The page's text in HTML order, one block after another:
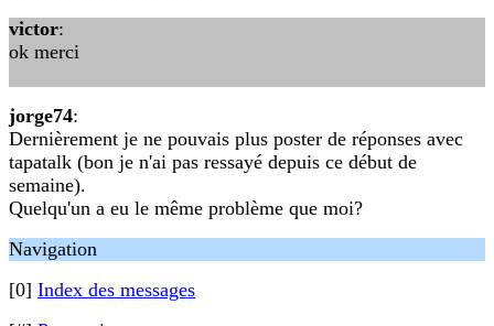
victor:
ok merci
jorge74:
Dernièrement je ne pouvais plus poster de réponses avec
tapatalk (bon je n'ai pas ressayé depuis ce début de
semaine).
Quelqu'un a eu le même problème que moi?
Navigation
[0] Index des messages